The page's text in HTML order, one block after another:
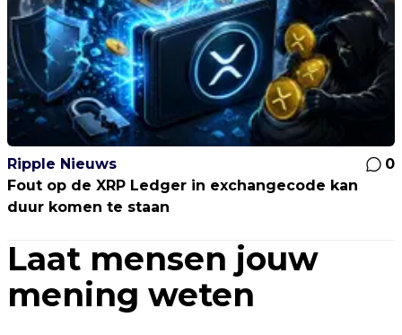
Ripple Nieuws
0
Fout op de XRP Ledger in exchangecode kan
duur komen te staan
Laat mensen jouw
mening weten